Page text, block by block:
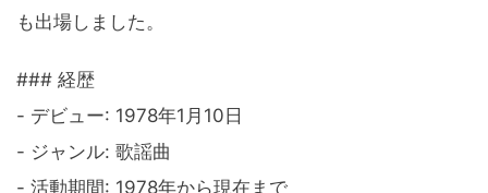
も出場しました。
### 経歴
- デビュー: 1978年1月10日
- ジャンル: 歌謡曲
- 活動期間: 1978年から現在まで